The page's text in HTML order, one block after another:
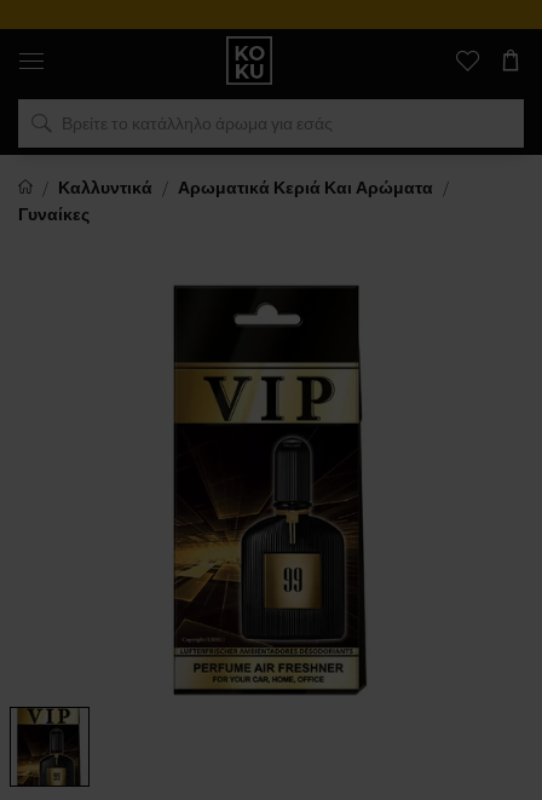
Αυθεντικά
αρώματα
και
ρολόγια
σε
μέρος
Καλλυντικά
Αρωματικά Κεριά Και Αρώματα
Γυναίκες